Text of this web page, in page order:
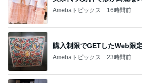
Amebaトピックス 16時間前
購入制限でGETしたWeb限
Amebaトピックス 23時間前